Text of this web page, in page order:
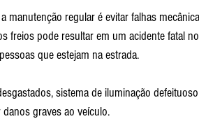
manutenção regular é evitar falhas
freios pode resultar em um acidente fatal
que estejam na estrada.
sistema de iluminação
graves ao veículo.